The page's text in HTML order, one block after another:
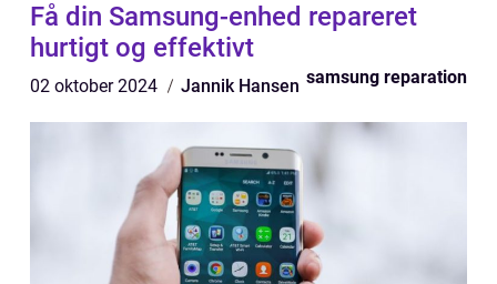
Få din Samsung-enhed repareret
hurtigt og effektivt
02 oktober 2024 Jannik Hansen samsung reparation